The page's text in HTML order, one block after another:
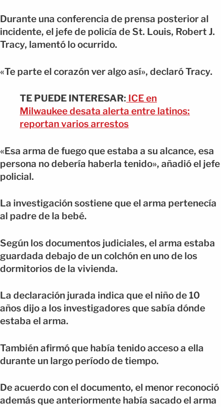
Durante una conferencia de prensa posterior al
incidente, el jefe de policía de St. Louis, Robert J.
Tracy, lamentó lo ocurrido.
«Te parte el corazón ver algo así», declaró Tracy.
TE PUEDE INTERESAR: ICE en
Milwaukee desata alerta entre latinos:
reportan varios arrestos
«Esa arma de fuego que estaba a su alcance, esa
persona no debería haberla tenido», añadió el jefe
policial.
La investigación sostiene que el arma pertenecía
al padre de la bebé.
Según los documentos judiciales, el arma estaba
guardada debajo de un colchón en uno de los
dormitorios de la vivienda.
La declaración jurada indica que el niño de 10
años dijo a los investigadores que sabía dónde
estaba el arma.
También afirmó que había tenido acceso a ella
durante un largo período de tiempo.
De acuerdo con el documento, el menor reconoció
además que anteriormente había sacado el arma